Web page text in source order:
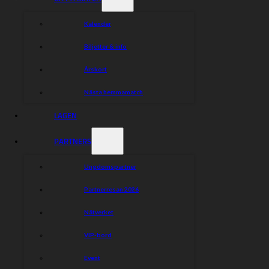
Kalender
Biljetter & info
Årskort
Nästa hemmamatch
LAGEN
PARTNERS
Ungdomspartner
Partnerresan 2026
Nätverket
VIP-bord
Event